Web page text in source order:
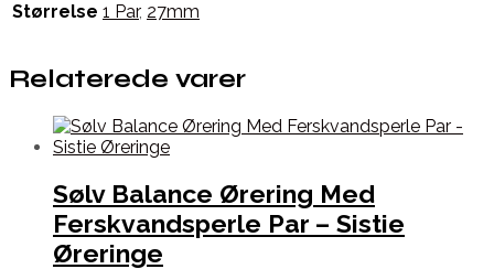
Størrelse 1 Par, 27mm
Relaterede varer
Sølv Balance Ørering Med
Ferskvandsperle Par – Sistie
Øreringe